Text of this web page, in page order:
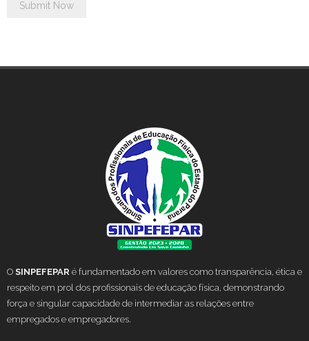
O SINPEFEPAR é fundamentado em valores como transparência, ética e
respeito em prol dos profissionais de educação física, demonstrando
força e singular capacidade de intermediar as relações entre
empregados e empregadores.